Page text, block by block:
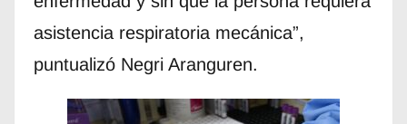
asistencia respiratoria mecánica”,
puntualizó Negri Aranguren.